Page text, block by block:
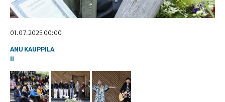
01.07.2025 00:00
ANU KAUPPILA
II